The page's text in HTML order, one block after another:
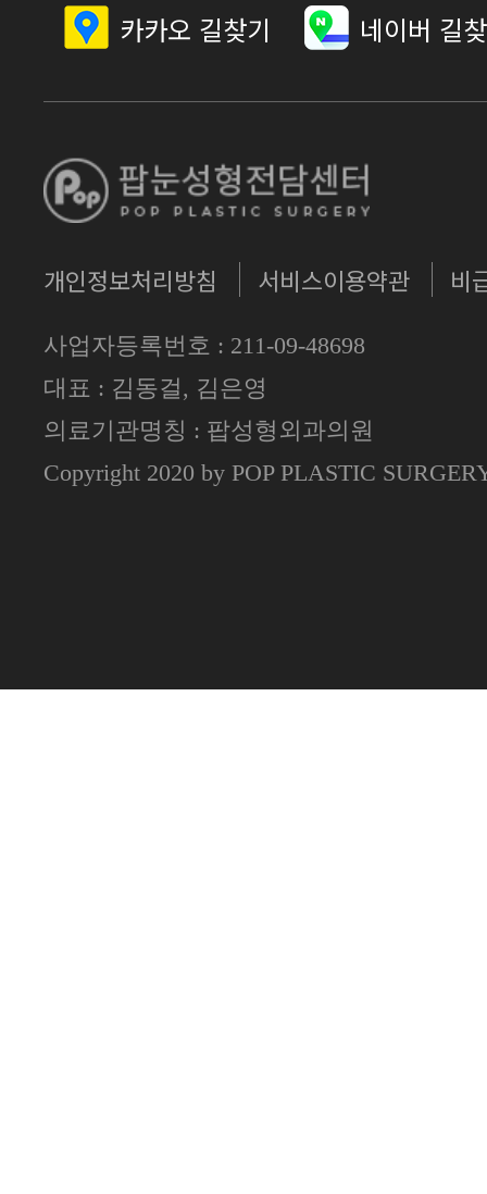
카카오 길찾기 네이버 길
개인정보처리방침 서비스이용약관 비
사업자등록번호 : 211-09-48698
대표 : 김동걸, 김은영
의료기관명칭 : 팝성형외과의원
Copyright 2020 by POP PLASTIC